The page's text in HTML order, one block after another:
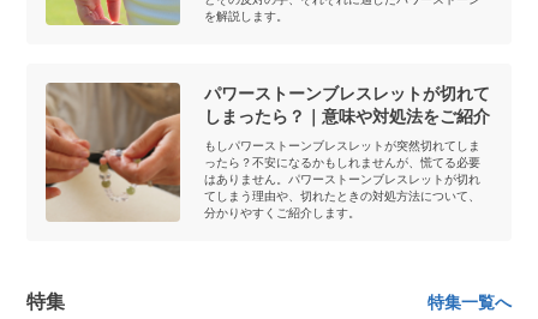
を解説します。
パワーストーンブレスレットが切れて
しまったら？｜意味や対処法をご紹介
もしパワーストーンブレスレットが突然切れてしま
ったら？不安になるかもしれませんが、慌てる必要
はありません。パワーストーンブレスレットが切れ
てしまう理由や、切れたときの対処方法について、
分かりやすくご紹介します。
特集 特集一覧へ